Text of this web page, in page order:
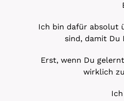
Ich bin dafür absolut
sind, damit Du
Erst, wenn Du
wirklich